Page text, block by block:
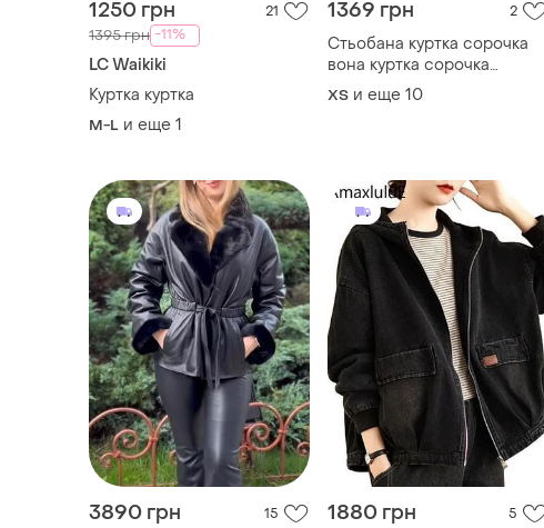
3890 грн 15
Куртка женская
XХS и еще
1880 грн
Чорна куртка бомбер
денім куртка денім вітрівка
денім чорна вітрівка з
капюшоном
и еще
ТОП объявлений